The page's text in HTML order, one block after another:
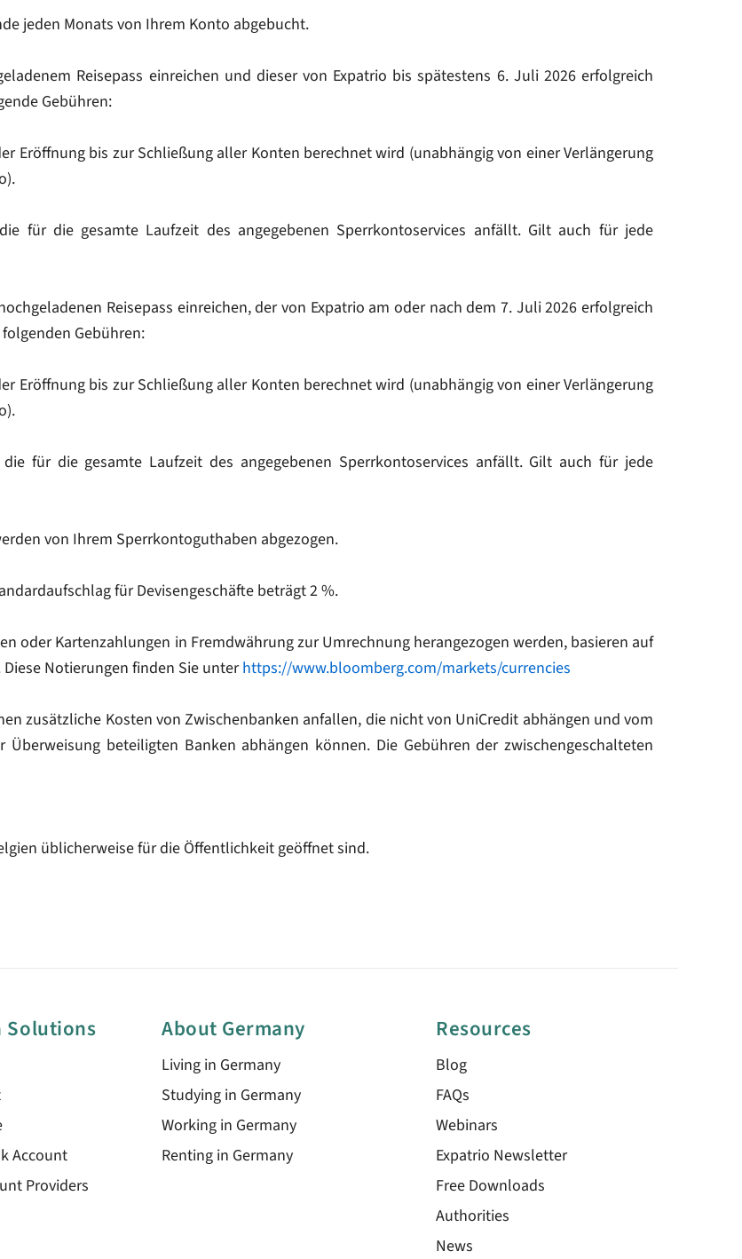
jeden Monats von Ihrem Konto abgebucht.
Reisepass einreichen und dieser von Expatrio bis spätestens 6. Juli 2026 erfolgreich
Gebühren:
Eröffnung bis zur Schließung aller Konten berechnet wird (unabhängig von einer Verlängerung
für die gesamte Laufzeit des angegebenen Sperrkontoservices anfällt. Gilt auch für jede
Reisepass einreichen, der von Expatrio am oder nach dem 7. Juli 2026 erfolgreich
Gebühren:
Eröffnung bis zur Schließung aller Konten berechnet wird (unabhängig von einer Verlängerung
für die gesamte Laufzeit des angegebenen Sperrkontoservices anfällt. Gilt auch für jede
von Ihrem Sperrkontoguthaben abgezogen.
für Devisengeschäfte beträgt 2 %.
oder Kartenzahlungen in Fremdwährung zur Umrechnung herangezogen werden, basieren auf
Notierungen finden Sie unterhttps://www.bloomberg.com/markets/currencies
zusätzliche Kosten von Zwischenbanken anfallen, die nicht von UniCredit abhängen und vom
beteiligten Banken abhängen können. Die Gebühren der zwischengeschalteten
üblicherweise für die Öffentlichkeit geöffnet sind.
Solutions
Account
Providers
About Germany
Living in Germany
Studying in Germany
Working in Germany
Renting in Germany
Resources
Blog
FAQs
Webinars
Expatrio Newsletter
Free Downloads
Authorities
News